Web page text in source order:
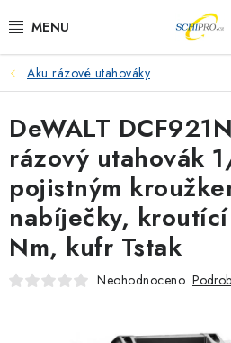
na
AKU NÁŘADÍ
ELEKTRICKÉ NÁŘADÍ
PŘÍSLUŠENSTVÍ
MĚŘÍCÍ TECHNIKA
RÁDIA
Aku rázové utahováky
DeWALT
rázový utahovák
pojistným
nabíječky,
Nm, kufr Tstak
Neohodnoceno